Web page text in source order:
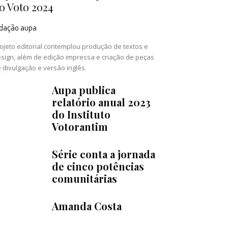
Voto 2024
aupa
editorial contemplou produção de textos e
além de edição impressa e criação de peças
divulgação e versão inglês.
Aupa publica
relatório anual 2023
do Instituto
Votorantim
Série conta a jornada
de cinco potências
comunitárias
Amanda Costa